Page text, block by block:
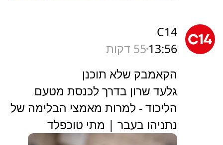
C14
13:56 55 דקות
הקאמבק שלא תוכנן
גלעד שרון בדרך לכנסת מטעם
הליכוד - למרות מאמצי הבלימה של
נתניהו בעבר | מתי טוכפלד